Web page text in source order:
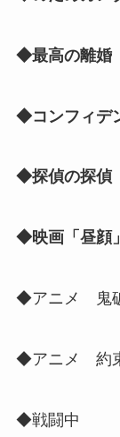
◆最高の離婚
◆コンフィデ
◆探偵の探偵
◆映画「昼顔」
◆アニメ 鬼
◆アニメ 約
◆戦闘中